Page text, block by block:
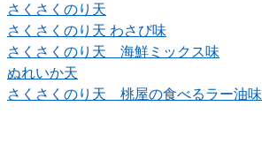
さくさくのり天
さくさくのり天 わさび味
さくさくのり天 海鮮ミックス味
ぬれいか天
さくさくのり天 桃屋の食べるラー油味